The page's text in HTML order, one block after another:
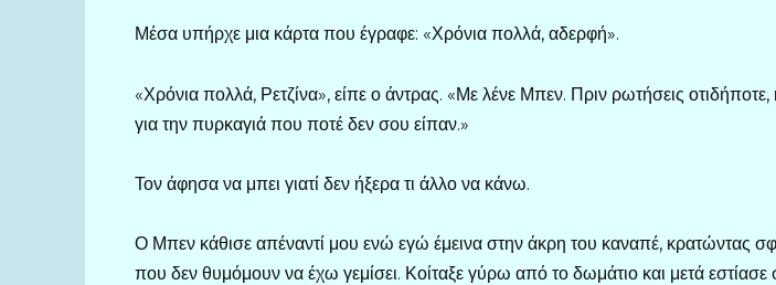
Μέσα υπήρχε μια κάρτα που έγραφε: «Χρόνια πολλά, αδερφή».
«Χρόνια πολλά, Ρετζίνα», είπε ο άντρας. «Με λένε Μπεν. Πριν ρωτήσεις οτιδήποτε,
για την πυρκαγιά που ποτέ δεν σου είπαν.»
Τον άφησα να μπει γιατί δεν ήξερα τι άλλο να κάνω.
Ο Μπεν κάθισε απέναντί μου ενώ εγώ έμεινα στην άκρη του καναπέ, κρατώντας
που δεν θυμόμουν να έχω γεμίσει. Κοίταξε γύρω από το δωμάτιο και μετά εστίασε